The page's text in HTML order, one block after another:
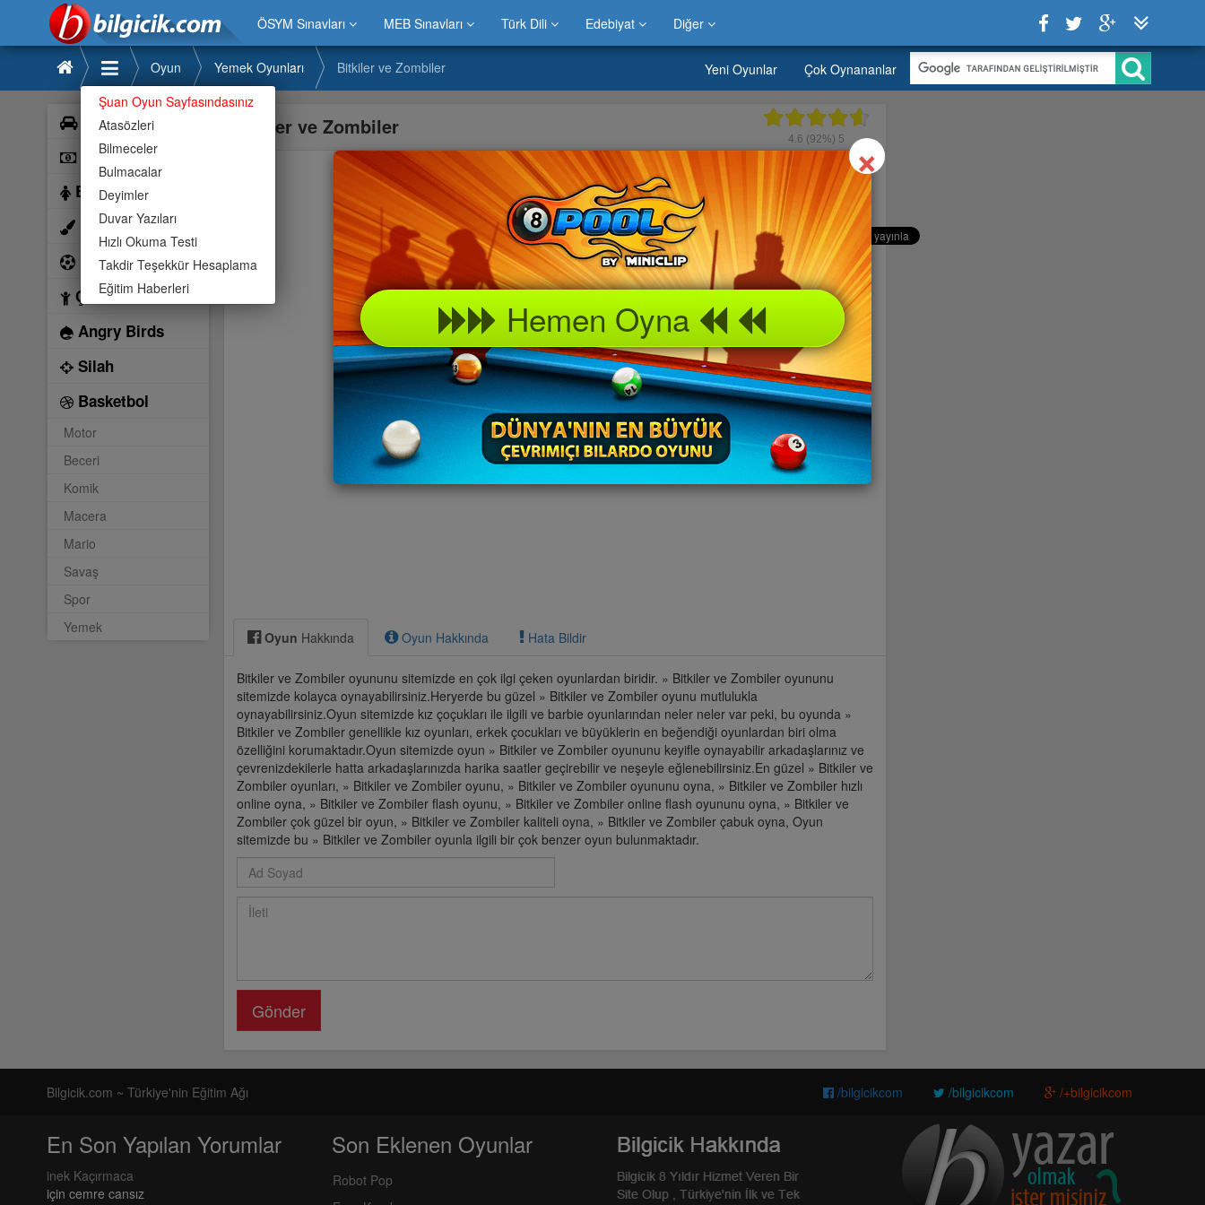
ÖSYM Sınavları MEB Sınavları Türk Dili Edebiyat Diğer
Şuan Oyun Sayfasındasınız
Atasözleri
Bilmeceler
Bulmacalar
Deyimler
Duvar Yazıları
Hızlı Okuma Testi
Takdir Teşekkür Hesaplama
Eğitim Haberleri
Oyun Yemek Oyunları Bitkiler ve Zombiler Yeni Oyunlar Çok Oynananlar
Araba
Bilardo
Barbie
Boyama
Futbol
Çocuk
Angry Birds
Silah
Basketbol
Motor
Beceri
Komik
Macera
Mario
Savaş
Spor
Yemek
Bitkiler ve Zombiler 4.6 (92%) 5
Oyun Hakkında Oyun Hakkında Hata Bildir
Bitkiler ve Zombiler oyununu sitemizde en çok ilgi çeken oyunlardan biridir. » Bitkiler ve Zombiler oyununu
sitemizde kolayca oynayabilirsiniz.Heryerde bu güzel » Bitkiler ve Zombiler oyunu mutlulukla
oynayabilirsiniz.Oyun sitemizde kız çoçukları ile ilgili ve barbie oyunlarından neler neler var peki, bu oyunda »
Bitkiler ve Zombiler genellikle kız oyunları, erkek çocukları ve büyüklerin en beğendiği oyunlardan biri olma
özelliğini korumaktadır.Oyun sitemizde oyun » Bitkiler ve Zombiler oyununu keyifle oynayabilir arkadaşlarınız ve
çevrenizdekilerle hatta arkadaşlarınızda harika saatler geçirebilir ve neşeyle eğlenebilirsiniz.En güzel » Bitkiler ve
Zombiler oyunları, » Bitkiler ve Zombiler oyunu, » Bitkiler ve Zombiler oyununu oyna, » Bitkiler ve Zombiler hızlı
online oyna, » Bitkiler ve Zombiler flash oyunu, » Bitkiler ve Zombiler online flash oyununu oyna, » Bitkiler ve
Zombiler çok güzel bir oyun, » Bitkiler ve Zombiler kaliteli oyna, » Bitkiler ve Zombiler çabuk oyna, Oyun
sitemizde bu » Bitkiler ve Zombiler oyunla ilgili bir çok benzer oyun bulunmaktadır.
Gönder
Bilgicik.com ~ Türkiye'nin Eğitim Ağı /bilgicikcom /bilgicikcom /+bilgicikcom
En Son Yapılan Yorumlar
inek Kaçırmaca
için cemre cansız
Son Eklenen Oyunlar
Robot Pop
×Close
Hemen Oyna